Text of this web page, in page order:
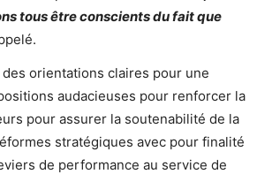
tous être conscients du fait que
orientations claires pour une
audacieuses pour renforcer la
pour assurer la soutenabilité de la
stratégiques avec pour finalité
de performance au service de